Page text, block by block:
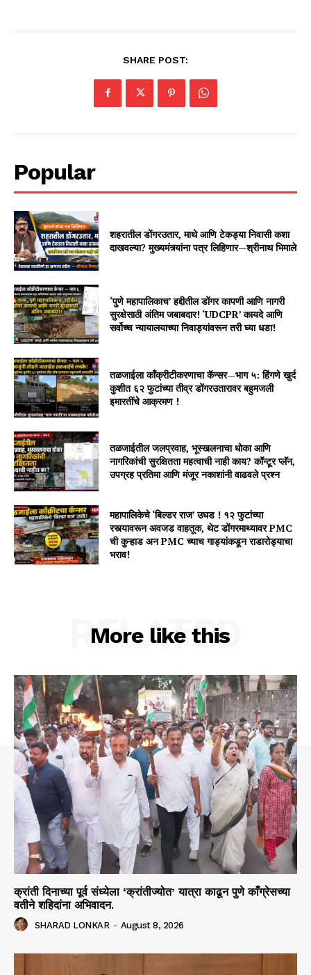
SHARE POST:
Popular
शहरातील डोंगरउतार, माथे आणि टेकड्या निवासी कशा
दाखवल्या? मुख्यमंत्र्यांना पत्र लिहिणार—श्रीनाथ भिमाले
‘पुणे महापालिकाच’ हद्दीतील डोंगर कापणी आणि नागरी
सुरक्षेसाठी अंतिम जबाबदार! ‘UDCPR’ कायदे आणि
सर्वोच्च न्यायालयाच्या निवाड्यांवरून तरी घ्या धडा!
तळजाईला काँक्रीटीकरणाचा कॅन्सर—भाग ५: हिंगणे खुर्द
कुशीत ६२ फुटांच्या तीव्र डोंगरउतारावर बहुमजली
इमारतींचे आक्रमण !
तळजाईतील जलप्रवाह, भूस्खलनाचा धोका आणि
नागरिकांची सुरक्षितता महत्वाची नाही काय? कॉन्टूर प्लॅन,
उपग्रह प्रतिमा आणि मंजूर नकाशांनी वाढवले प्रश्न
महापालिकेचे ‘बिल्डर राज’ उघड ! १२ फुटांच्या
रस्त्यावरून अवजड वाहतूक, थेट डोंगरमाथ्यावर PMC
ची कुऱ्हाड अन PMC च्याच गाड्यांकडून राडारोड्याचा
भराव!
More like this
RELATED
क्रांती दिनाच्या पूर्व संध्येला ‘क्रांतीज्योत’ यात्रा काढून पुणे काँग्रेसच्या
वतीने शहिदांना अभिवादन.
SHARAD LONKAR - August 8, 2026